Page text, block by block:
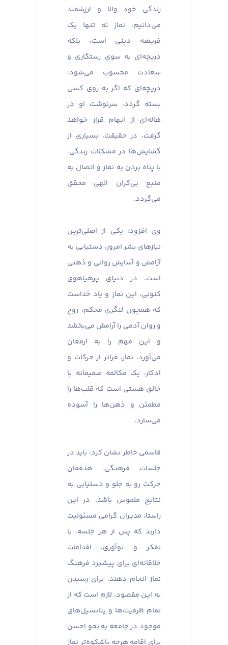
زندگی خود والا و ارزشمند
می‌دانیم. نماز نه تنها یک
فریضه دینی است، بلکه
دریچه‌ای به سوی رستگاری و
سعادت محسوب می‌شود؛
دریچه‌ای که اگر به روی کسی
بسته گردد، سرنوشت او در
هاله‌ای از ابهام قرار خواهد
گرفت، در حقیقت، بسیاری از
گشایش‌ها در مشکلات زندگی،
با پناه بردن به نماز و اتصال به
منبع بی‌کران الهی محقق
می‌گردد.
وی افزود: یکی از اصلی‌ترین
نیازهای بشر امروز، دستیابی به
آرامش و آسایش روانی و ذهنی
است. در دنیای پرهیاهوی
کنونی، این نماز و یاد خداست
که همچون لنگری محکم، روح
و روان آدمی را آرامش می‌بخشد
و این مهم را به ارمغان
می‌آورد. نماز، فراتر از حرکات و
اذکار، یک مکالمه صمیمانه با
خالق هستی است که قلب‌ها را
مطمئن و ذهن‌ها را آسوده
می‌سازد.
قاسمی خاطر نشان کرد: باید در
جلسات فرهنگی، هدفمان
حرکت رو به جلو و دستیابی به
نتایج ملموس باشد. در این
راستا، مدیران گرامی مسئولیت
دارند که پس از هر جلسه، با
تفکر و نوآوری، اقدامات
خلاقانه‌ای برای پیشبرد فرهنگ
نماز انجام دهند. برای رسیدن
به این مقصود، لازم است که از
تمام ظرفیت‌ها و پتانسیل‌های
موجود در جامعه به نحو احسن
برای اقامه هرچه باشکوه‌تر نماز